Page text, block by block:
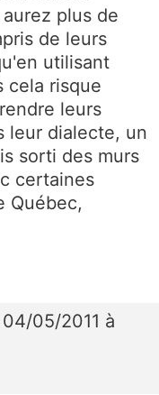
plus de
de leurs
utilisant
cela risque
leurs
leur dialecte, un
sorti des murs
certaines
Québec,
05/2011 à